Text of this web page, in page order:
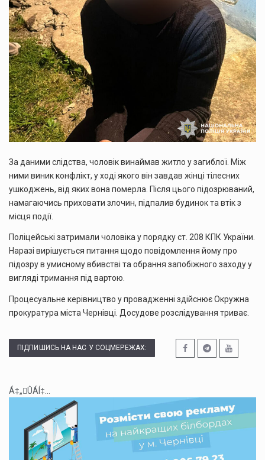
За даними слідства, чоловік винаймав житло у загиблої. Між
ними виник конфлікт, у ході якого він завдав жінці тілесних
ушкоджень, від яких вона померла. Після цього підозрюваний,
намагаючись приховати злочин, підпалив будинок та втік з
місця події.
Поліцейські затримали чоловіка у порядку ст. 208 КПК України.
Наразі вирішується питання щодо повідомлення йому про
підозру в умисному вбивстві та обрання запобіжного заходу у
вигляді тримання під вартою.
Процесуальне керівництво у провадженні здійснює Окружна
прокуратура міста Чернівці. Досудове розслідування триває.
ПІДПИШИСЬ НА НАС У СОЦМЕРЕЖАХ:
Á‡„ÛÁÍ‡...